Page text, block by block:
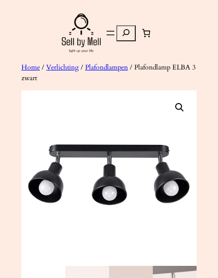
Zoeken
Home/ Verlichting/ Plafondlampen/ Plafondlamp ELBA 3
zwart